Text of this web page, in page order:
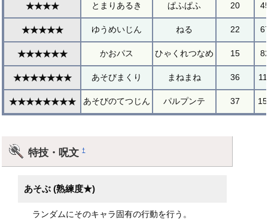
★★★★ とまりあるき ぱふぱふ 20
★★★★★ ゆうめいじん ねる 22
★★★★★★ かおパス ひゃくれつなめ 15
★★★★★★★ あそびまくり まねまね 36
★★★★★★★★ あそびのてつじん パルプンテ 37
特技・呪文†
あそぶ (熟練度★)
ランダムにそのキャラ固有の行動を行う。